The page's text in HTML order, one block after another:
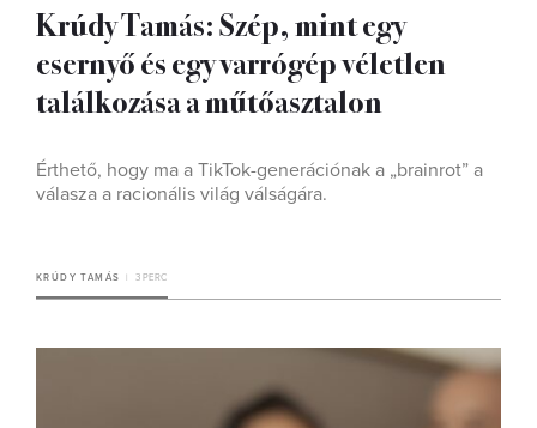
Krúdy Tamás: Szép, mint egy
esernyő és egy varrógép véletlen
találkozása a műtőasztalon
Érthető, hogy ma a TikTok-generációnak a „brainrot” a
válasza a racionális világ válságára.
KRÚDY TAMÁS 3 PERC